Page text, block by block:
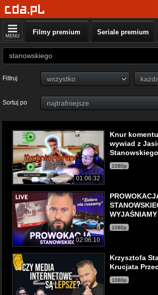
MENU Filmy premium Seriale premium
Filtruj
Sortuj po
01:06:32
Knur
wywiad z
Stanowskiego
1080p
02:06:10
1080p
Krzysztofa
Krucjata
1080p